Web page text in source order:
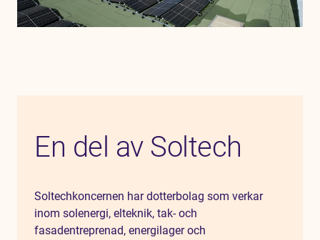
En del av Soltech
Soltechkoncernen har dotterbolag som verkar
inom solenergi, elteknik, tak- och
fasadentreprenad, energilager och